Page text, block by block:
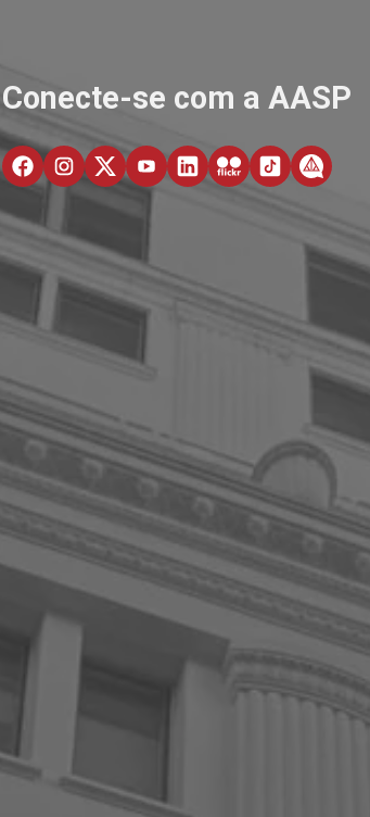
Conecte-se com a AASP